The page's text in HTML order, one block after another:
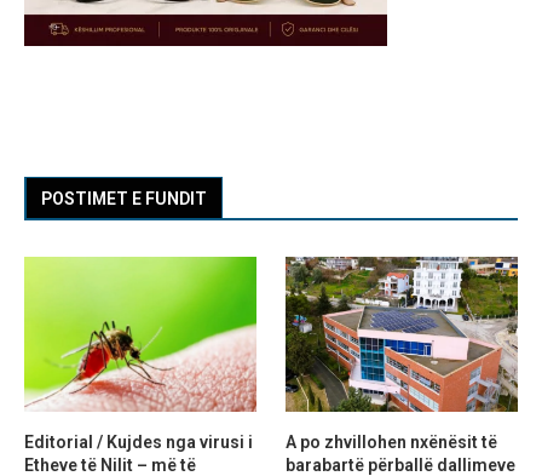
POSTIMET E FUNDIT
Editorial / Kujdes nga virusi i
Etheve të Nilit – më të
A po zhvillohen nxënësit të
barabartë përballë dallimeve